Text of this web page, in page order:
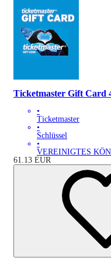
Ticketmaster Gift Card
•
Ticketmaster
•
Schlüssel
•
VEREINIGTES
61.13 EUR